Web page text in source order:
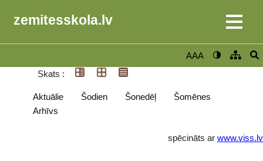
zemitesskola.lv
AAA
Skats :
Aktuālie Šodien Šonedēļ
Šomēnes
Arhīvs
spēcināts ar www.viss.lv